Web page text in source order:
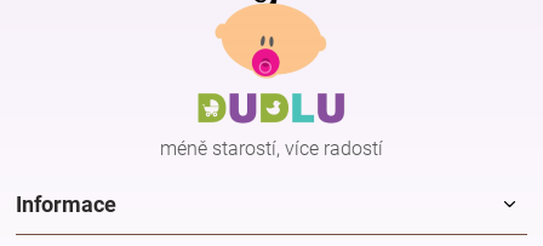
méně starostí, více radostí
Informace